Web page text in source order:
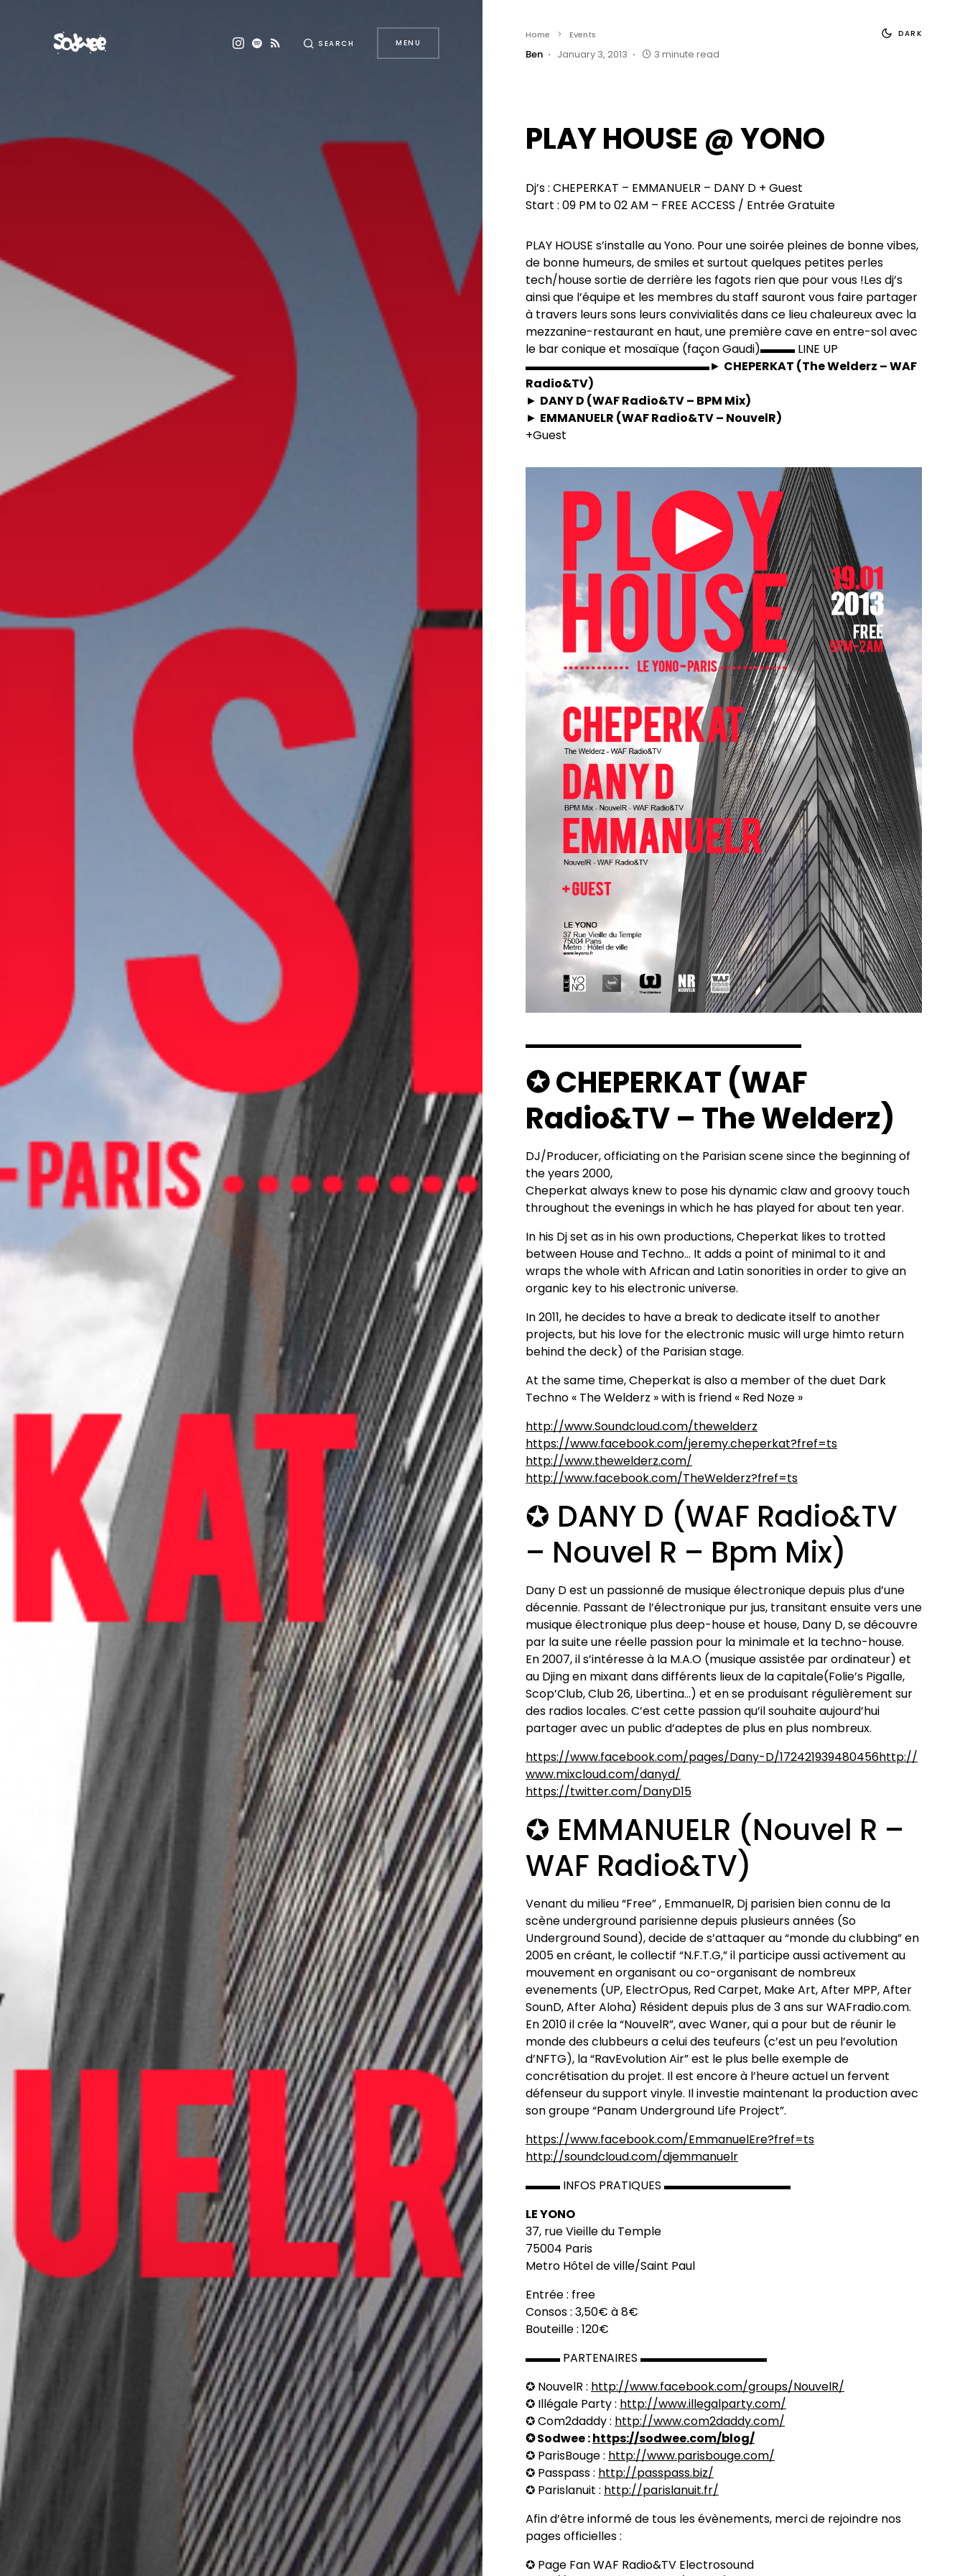
SEARCH MENU
Home Events
Ben January 3, 2013 3 minute read
DARK
PLAY HOUSE @ YONO
Dj’s : CHEPERKAT – EMMANUELR – DANY D + Guest
Start : 09 PM to 02 AM – FREE ACCESS / Entrée Gratuite
PLAY HOUSE s’installe au Yono. Pour une soirée pleines de bonne vibes,
de bonne humeurs, de smiles et surtout quelques petites perles
tech/house sortie de derrière les fagots rien que pour vous !Les dj’s
ainsi que l’équipe et les membres du staff sauront vous faire partager
à travers leurs sons leurs convivialités dans ce lieu chaleureux avec la
mezzanine-restaurant en haut, une première cave en entre-sol avec
le bar conique et mosaïque (façon Gaudi)▬▬▬ LINE UP
▬▬▬▬▬▬▬▬▬▬▬▬▬▬▬▬► CHEPERKAT (The Welderz – WAF
Radio&TV)
► DANY D (WAF Radio&TV – BPM Mix)
► EMMANUELR (WAF Radio&TV – NouvelR)
+Guest
▬▬▬▬▬▬▬▬▬▬▬▬▬▬▬▬▬▬▬▬▬▬▬▬
✪ CHEPERKAT (WAF
Radio&TV – The Welderz)
DJ/Producer, officiating on the Parisian scene since the beginning of
the years 2000,
Cheperkat always knew to pose his dynamic claw and groovy touch
throughout the evenings in which he has played for about ten year.
In his Dj set as in his own productions, Cheperkat likes to trotted
between House and Techno… It adds a point of minimal to it and
wraps the whole with African and Latin sonorities in order to give an
organic key to his electronic universe.
In 2011, he decides to have a break to dedicate itself to another
projects, but his love for the electronic music will urge himto return
behind the deck) of the Parisian stage.
At the same time, Cheperkat is also a member of the duet Dark
Techno « The Welderz » with is friend « Red Noze »
http://www.Soundcloud.com/thewelderz
https://www.facebook.com/jeremy.cheperkat?fref=ts
http://www.thewelderz.com/
http://www.facebook.com/TheWelderz?fref=ts
✪ DANY D (WAF Radio&TV
– Nouvel R – Bpm Mix)
Dany D est un passionné de musique électronique depuis plus d’une
décennie. Passant de l’électronique pur jus, transitant ensuite vers une
musique électronique plus deep-house et house, Dany D, se découvre
par la suite une réelle passion pour la minimale et la techno-house.
En 2007, il s’intéresse à la M.A.O (musique assistée par ordinateur) et
au Djing en mixant dans différents lieux de la capitale(Folie’s Pigalle,
Scop’Club, Club 26, Libertina…) et en se produisant régulièrement sur
des radios locales. C’est cette passion qu’il souhaite aujourd’hui
partager avec un public d’adeptes de plus en plus nombreux.
https://www.facebook.com/pages/Dany-D/172421939480456http://
www.mixcloud.com/danyd/
https://twitter.com/DanyD15
✪ EMMANUELR (Nouvel R –
WAF Radio&TV)
Venant du milieu “Free” , EmmanuelR, Dj parisien bien connu de la
scène underground parisienne depuis plusieurs années (So
Underground Sound), decide de s’attaquer au “monde du clubbing” en
2005 en créant, le collectif “N.F.T.G,” il participe aussi activement au
mouvement en organisant ou co-organisant de nombreux
evenements (UP, ElectrOpus, Red Carpet, Make Art, After MPP, After
SounD, After Aloha) Résident depuis plus de 3 ans sur WAFradio.com.
En 2010 il crée la “NouvelR”, avec Waner, qui a pour but de réunir le
monde des clubbeurs a celui des teufeurs (c’est un peu l’evolution
d’NFTG), la “RavEvolution Air” est le plus belle exemple de
concrétisation du projet. Il est encore à l’heure actuel un fervent
défenseur du support vinyle. Il investie maintenant la production avec
son groupe “Panam Underground Life Project”.
https://www.facebook.com/EmmanuelEre?fref=ts
http://soundcloud.com/djemmanuelr
▬▬▬ INFOS PRATIQUES ▬▬▬▬▬▬▬▬▬▬▬
LE YONO
37, rue Vieille du Temple
75004 Paris
Metro Hôtel de ville/Saint Paul
Entrée : free
Consos : 3,50€ à 8€
Bouteille : 120€
▬▬▬ PARTENAIRES ▬▬▬▬▬▬▬▬▬▬▬
✪ NouvelR : http://www.facebook.com/groups/NouvelR/
✪ Illégale Party : http://www.illegalparty.com/
✪ Com2daddy : http://www.com2daddy.com/
✪ Sodwee :https://sodwee.com/blog/
✪ ParisBouge : http://www.parisbouge.com/
✪ Passpass : http://passpass.biz/
✪ Parislanuit : http://parislanuit.fr/
Afin d’être informé de tous les évènements, merci de rejoindre nos
pages officielles :
✪ Page Fan WAF Radio&TV Electrosound